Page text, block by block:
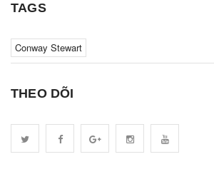
TAGS
Conway Stewart
THEO DÕI